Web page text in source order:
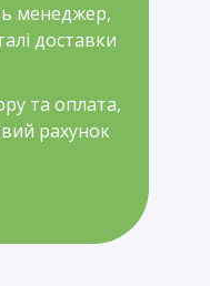
менеджер,
доставки
та оплата,
рахунок